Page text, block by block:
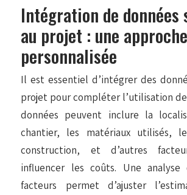
Intégration de données
au projet : une approche
personnalisée
Il est essentiel d’intégrer des
projet pour compléter l’utilisation de
données peuvent inclure la
chantier, les matériaux utilisés,
construction, et d’autres
influencer les coûts. Une
facteurs permet d’ajuster